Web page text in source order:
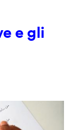
e gli